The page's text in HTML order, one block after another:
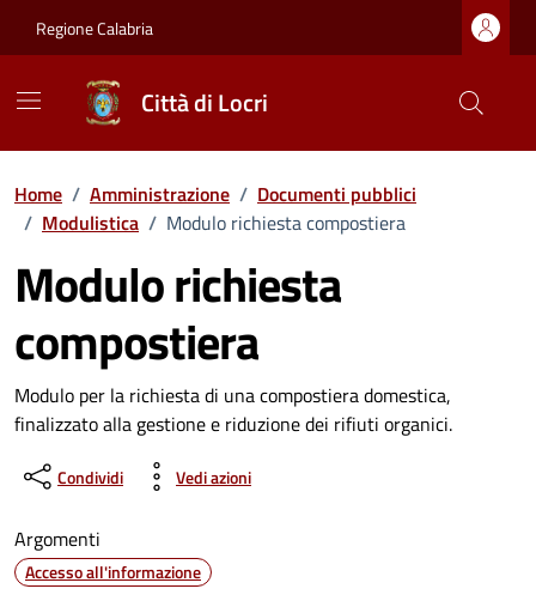
Regione Calabria
Città di Locri
Home / Amministrazione / Documenti pubblici
/ Modulistica / Modulo richiesta compostiera
Modulo richiesta
compostiera
Dettagli del documento
Modulo per la richiesta di una compostiera domestica,
finalizzato alla gestione e riduzione dei rifiuti organici.
Condividi Vedi azioni
Argomenti
Accesso all'informazione